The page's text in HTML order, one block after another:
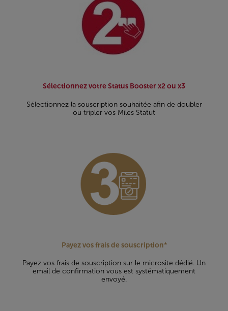
Sélectionnez votre Status Booster x2 ou x3
Sélectionnez la souscription souhaitée afin de doubler
ou tripler vos Miles Statut
Payez vos frais de souscription*
Payez vos frais de souscription sur le microsite dédié. Un
email de confirmation vous est systématiquement
envoyé.